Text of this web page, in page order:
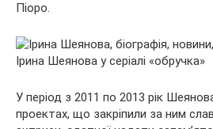
Піоро.
Ірина Шеянова у серіалі «обручка»
У період з 2011 по 2013 рік
проектах, що закріпили за ним